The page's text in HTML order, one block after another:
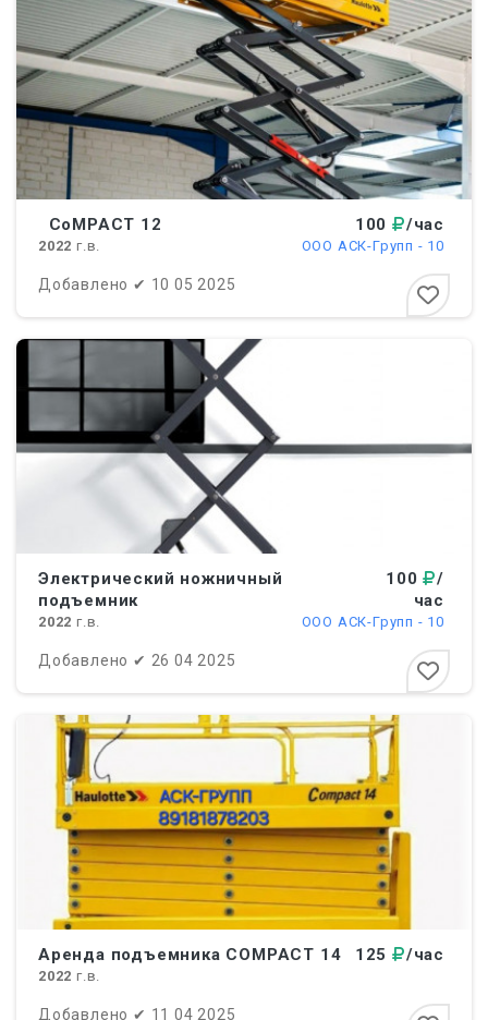
СоMPACT 12 100 /час
2022 г.в. ООО АСК-Групп - 10
Добавлено ✔ 10 05 2025
Электрический ножничный
подъемник
100
/
час
2022 г.в. ООО АСК-Групп - 10
Добавлено ✔ 26 04 2025
Аренда подъемника СOMPACT 14 125 /час
2022 г.в.
Добавлено ✔ 11 04 2025